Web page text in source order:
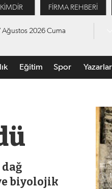
FİRMA REHBERİ
Ağustos 2026 Cuma
Eğitim Spor Yazarlar
biyolojik